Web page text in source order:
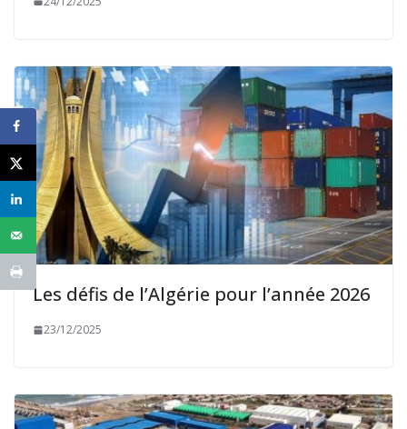
Les défis de l’Algérie pour l’année 2026
23/12/2025